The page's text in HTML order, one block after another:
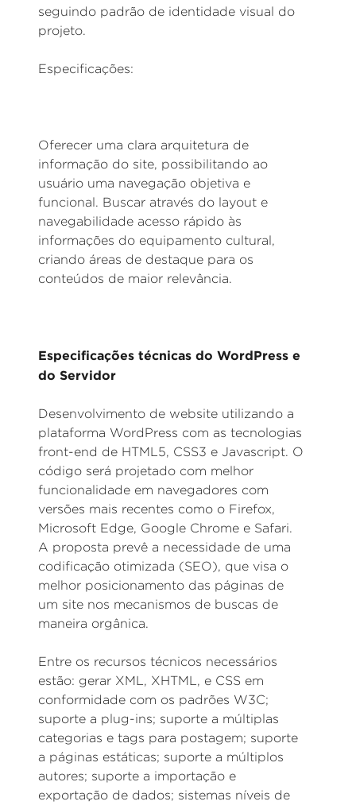
seguindo padrão de identidade visual do
projeto.
Especificações:
Oferecer uma clara arquitetura de
informação do site, possibilitando ao
usuário uma navegação objetiva e
funcional. Buscar através do layout e
navegabilidade acesso rápido às
informações do equipamento cultural,
criando áreas de destaque para os
conteúdos de maior relevância.
Especificações técnicas do WordPress e
do Servidor
Desenvolvimento de website utilizando a
plataforma WordPress com as tecnologias
front-end de HTML5, CSS3 e Javascript. O
código será projetado com melhor
funcionalidade em navegadores com
versões mais recentes como o Firefox,
Microsoft Edge, Google Chrome e Safari.
A proposta prevê a necessidade de uma
codificação otimizada (SEO), que visa o
melhor posicionamento das páginas de
um site nos mecanismos de buscas de
maneira orgânica.
Entre os recursos técnicos necessários
estão: gerar XML, XHTML, e CSS em
conformidade com os padrões W3C;
suporte a plug-ins; suporte a múltiplas
categorias e tags para postagem; suporte
a páginas estáticas; suporte a múltiplos
autores; suporte a importação e
exportação de dados; sistemas níveis de